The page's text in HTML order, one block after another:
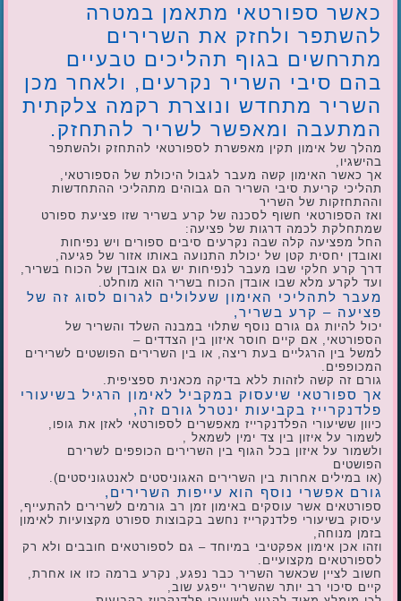
כאשר ספורטאי מתאמן במטרה
להשתפר ולחזק את השרירים
מתרחשים בגוף תהליכים טבעיים
בהם סיבי השריר נקרעים, ולאחר מכן
השריר מתחדש ונוצרת רקמה צלקתית
המתעבה ומאפשר לשריר להתחזק.
מהלך של אימון תקין מאפשרת לספורטאי להתחזק ולהשתפר
בהישגיו,
אך כאשר האימון קשה מעבר לגבול היכולת של הספורטאי,
תהליכי קריעת סיבי השריר הם גבוהים מתהליכי ההתחדשות
וההתחזקות של השריר
ואז הספורטאי חשוף לסכנה של קרע בשריר שזו פציעת ספורט
שמתחלקת לכמה דרגות של פציעה:
החל מפציעה קלה שבה נקרעים סיבים ספורים ויש נפיחות
ואובדן יחסית קטן של יכולת התנועה באותו אזור של פגיעה,
דרך קרע חלקי שבו מעבר לנפיחות יש גם אובדן של הכוח בשריר,
ועד לקרע מלא שבו אובדן הכוח בשריר הוא מוחלט.
מעבר לתהליכי האימון שעלולים לגרום לסוג זה של
פציעה – קרע בשריר,
יכול להיות גם גורם נוסף שתלוי במבנה השלד והשריר של
הספורטאי, אם קיים חוסר איזון בין הצדדים –
למשל בין הרגליים בעת ריצה, או בין השרירים הפושטים לשרירים
המכופפים.
גורם זה קשה לזהות ללא בדיקה מכאנית ספציפית.
אך ספורטאי שיעסוק במקביל לאימון הרגיל בשיעורי
פלדנקרייז בקביעות ינטרל גורם זה,
כיוון ששיעורי הפלדנקרייז מאפשרים לספורטאי לאזן את גופו,
לשמור על איזון בין צד ימין לשמאל ,
ולשמור על איזון בכל הגוף בין השרירים הכופפים לשרירם
הפושטים
(או במילים אחרות בין השרירים האגוניסטים לאנטגוניסטים).
גורם אפשרי נוסף הוא עייפות השרירים,
ספורטאים אשר עוסקים באימון זמן רב גורמים לשרירים להתעייף,
עיסוק בשיעורי פלדנקרייז נחשב בקבוצות ספורט מקצועיות לאימון
בזמן מנוחה,
וזהו אכן אימון אפקטיבי במיוחד – גם לספורטאים חובבים ולא רק
לספורטאים מקצועיים.
חשוב לציין שכאשר השריר כבר נפגע, נקרע ברמה כזו או אחרת,
קיים סיכוי רב יותר שהשריר ייפגע שוב,